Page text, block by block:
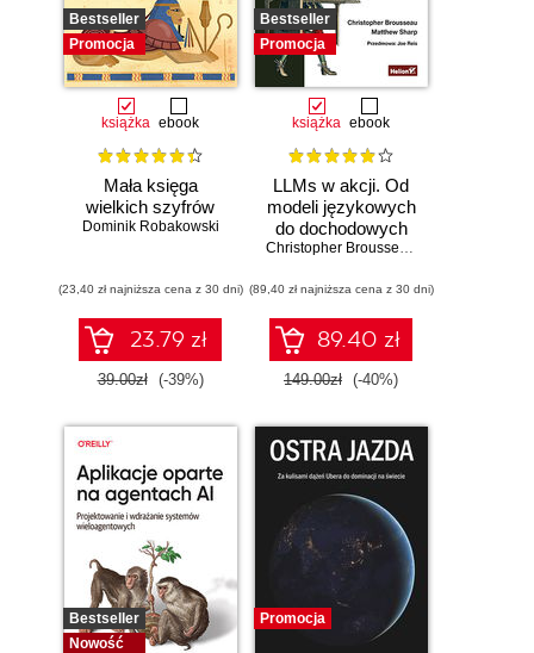
Bestseller
Promocja
książka ebook
Mała księga
wielkich szyfrów
Dominik Robakowski
(23,40 zł najniższa cena z 30 dni)
23.79 zł
39.00zł (-39%)
Bestseller
Promocja
książka ebook
LLMs w akcji. Od
modeli językowych
do dochodowych
produktów
Christopher Brousseau
(89,40 zł najniższa cena z 30 dni)
89.40 zł
149.00zł (-40%)
Bestseller
Nowość
Promocja